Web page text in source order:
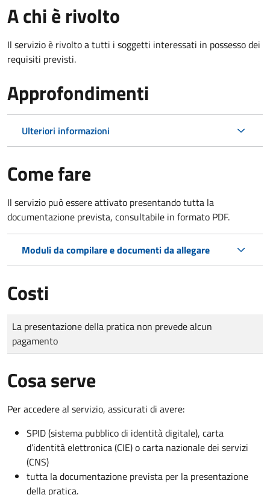
A chi è rivolto
Il servizio è rivolto a tutti i soggetti interessati in possesso dei
requisiti previsti.
Approfondimenti
Ulteriori informazioni
Come fare
Il servizio può essere attivato presentando tutta la
documentazione prevista, consultabile in formato PDF.
Moduli da compilare e documenti da allegare
Costi
Tipo di pagamento
Importo
La presentazione della pratica non prevede alcun
pagamento
Cosa serve
Per accedere al servizio, assicurati di avere:
SPID (sistema pubblico di identità digitale), carta
d’identità elettronica (CIE) o carta nazionale dei servizi
(CNS)
tutta la documentazione prevista per la presentazione
della pratica.